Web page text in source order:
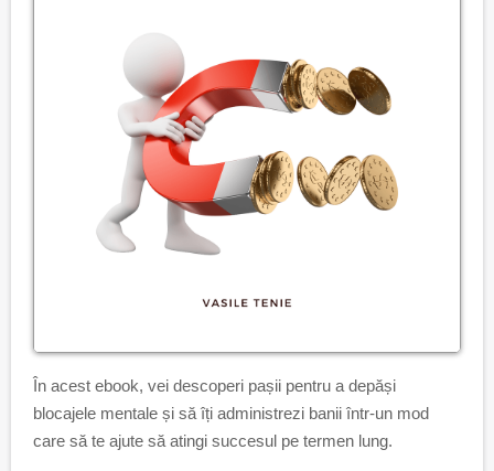
În acest ebook, vei descoperi pașii pentru a depăși
blocajele mentale și să îți administrezi banii într-un mod
care să te ajute să atingi succesul pe termen lung.